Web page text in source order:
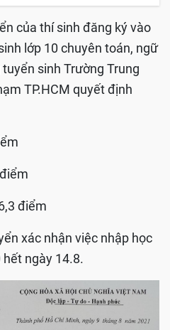
của thí sinh đăng ký vào
lớp 10 chuyên toán, ngữ
sinh Trường Trung
TP.HCM quyết định
điểm
xác nhận việc nhập học
ngày 14.8.